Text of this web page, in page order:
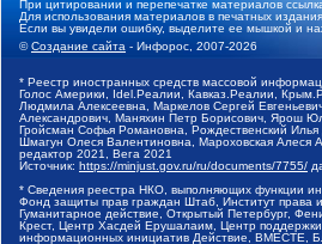
При цитировании и перепечатке материалов
Для использования материалов в печатных
Если вы увидели ошибку, выделите ее мышкой и
©Создание сайта - Инфорос, 2007-2026
* Реестр иностранных средств массовой
Голос Америки, Idel.Реалии, Кавказ.Реалии,
Людмила Алексеевна, Маркелов Сергей
Александрович, Маняхин Петр Борисович, Ярош
Гройсман Софья Романовна, Рождественский
Шмагун Олеся Валентиновна, Мароховская
редактор 2021, Вега 2021
Источник: https://minjust.gov.ru/ru/documents/7755/
* Сведения реестра НКО, выполняющих функции
Фонд защиты прав граждан Штаб, Институт
Гуманитарное действие, Открытый Петербург,
Крест, Центр Хасдей Ерушалаим, Центр
информационных инициатив Действие, ВМЕСТЕ,